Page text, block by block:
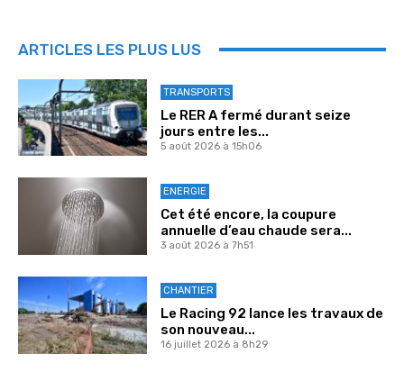
ARTICLES LES PLUS LUS
TRANSPORTS
Le RER A fermé durant seize
jours entre les...
5 août 2026 à 15h06
ENERGIE
Cet été encore, la coupure
annuelle d’eau chaude sera...
3 août 2026 à 7h51
CHANTIER
Le Racing 92 lance les travaux de
son nouveau...
16 juillet 2026 à 8h29